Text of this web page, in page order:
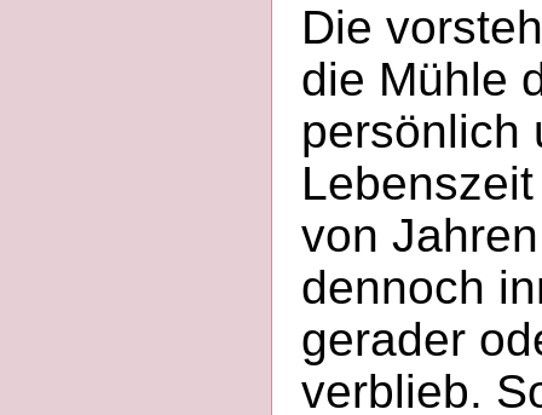
Die
die Mühle
persönlich
von
dennoch
gerader
verblieb.